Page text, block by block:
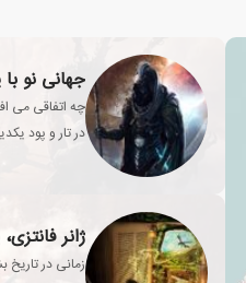
جهانی نو
چه اتفاقی می
در تار و پود
ژانر
زمانی در